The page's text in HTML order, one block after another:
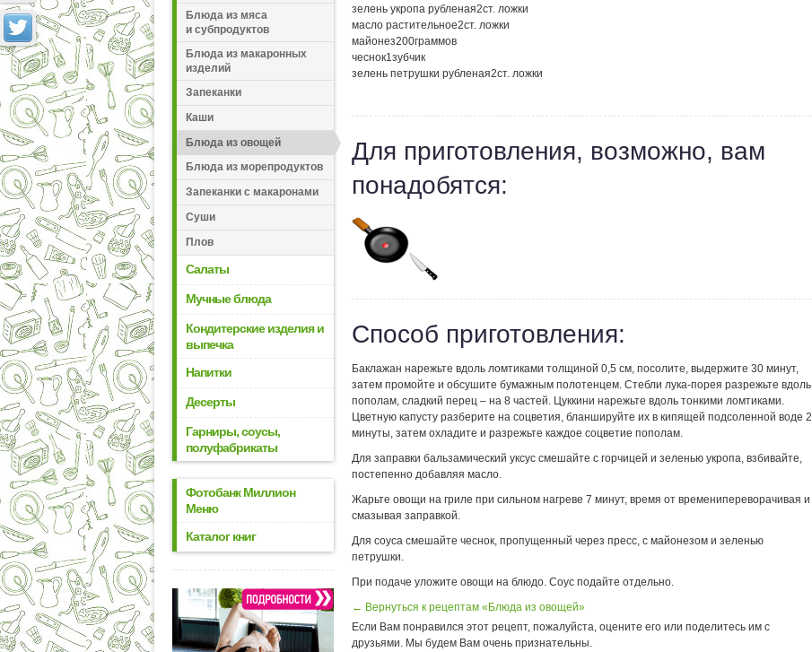
Блюда из мяса
и субпродуктов
Блюда из макаронных
изделий
Запеканки
Каши
Блюда из овощей
Блюда из морепродуктов
Запеканки с макаронами
Суши
Плов
Салаты
Мучные блюда
Кондитерские изделия и
выпечка
Напитки
Десерты
Гарниры, соусы,
полуфабрикаты
Фотобанк Миллион
Меню
Каталог книг
зелень укропа рубленая2ст. ложки
масло растительное2ст. ложки
майонез200граммов
чеснок1зубчик
зелень петрушки рубленая2ст. ложки
Для приготовления, возможно, вам
понадобятся:
Способ приготовления:
Баклажан нарежьте вдоль ломтиками толщиной 0,5 см, посолите, выдержите 30 минут,
затем промойте и обсушите бумажным полотенцем. Стебли лука-порея разрежьте вдоль
пополам, сладкий перец – на 8 частей. Цуккини нарежьте вдоль тонкими ломтиками.
Цветную капусту разберите на соцветия, бланшируйте их в кипящей подсоленной воде 2
минуты, затем охладите и разрежьте каждое соцветие пополам.
Для заправки бальзамический уксус смешайте с горчицей и зеленью укропа, взбивайте,
постепенно добавляя масло.
Жарьте овощи на гриле при сильном нагреве 7 минут, время от временипереворачивая и
смазывая заправкой.
Для соуса смешайте чеснок, пропущенный через пресс, с майонезом и зеленью
петрушки.
При подаче уложите овощи на блюдо. Соус подайте отдельно.
← Вернуться к рецептам «Блюда из овощей»
Если Вам понравился этот рецепт, пожалуйста, оцените его или поделитесь им с
друзьями. Мы будем Вам очень признательны.